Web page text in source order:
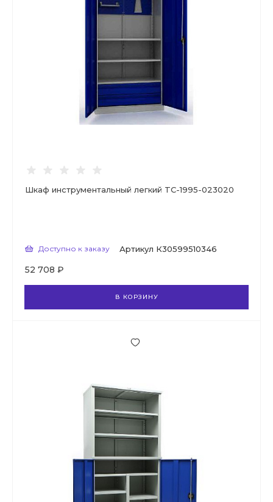
Шкаф инструментальный легкий TC-1995-023020
Доступно к заказу Артикул К30599510346
52 708 ₽
В КОРЗИНУ